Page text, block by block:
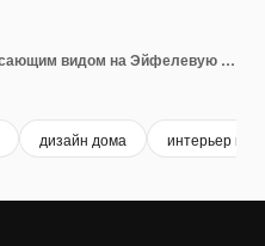
Шикарная спальня с потрясающим видом на Эйфелевую башню.
дизайн дома интерьер